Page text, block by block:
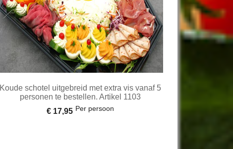
Koude schotel uitgebreid met extra vis vanaf 5
personen te bestellen. Artikel 1103
€ 17,95 Per persoon